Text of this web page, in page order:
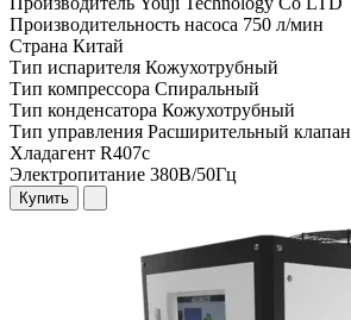
Производительность насоса 750 л/мин
Страна Китай
Тип испарителя Кожухотрубный
Тип компрессора Спиральный
Тип конденсатора Кожухотрубный
Тип управления Расширительный клапан
Хладагент R407c
Электропитание 380В/50Гц
Купить